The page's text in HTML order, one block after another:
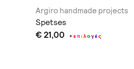
Argiro handmade projects
Spetses
€ 21,00 +επιλογές